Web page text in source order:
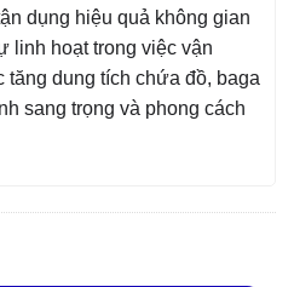
dụng hiệu quả không gian
linh hoạt trong việc vận
tăng dung tích chứa đồ, baga
sang trọng và phong cách